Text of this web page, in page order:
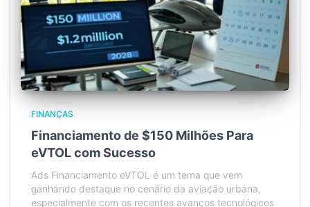
FINANÇAS
Financiamento de $150 Milhões Para
eVTOL com Sucesso
Ads Financiamento eVTOL é um tema que vem
ganhando destaque no cenário da aviação urbana,
especialmente com os recentes avanços tecnológicos